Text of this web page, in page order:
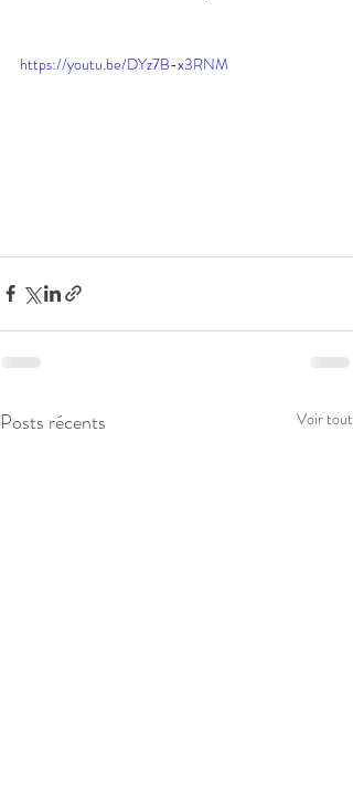
https://youtu.be/DYz7B-x3RNM
Posts récents Voir tout